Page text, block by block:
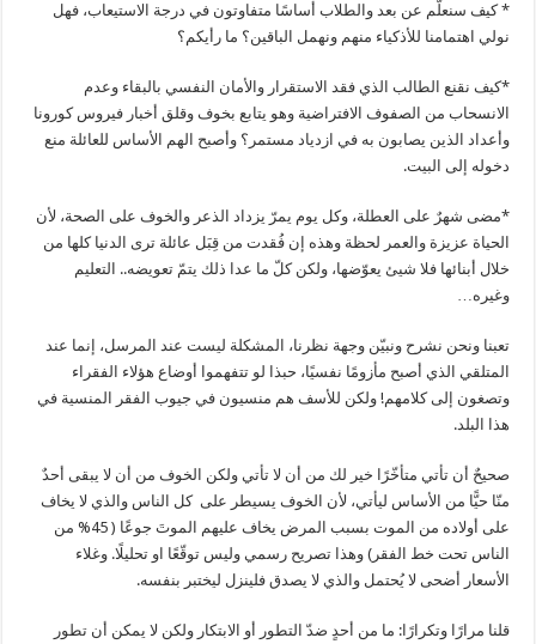
* كيف سنعلّم عن بعد والطلاب أساسًا متفاوتون في درجة الاستيعاب، فهل
نولي اهتمامنا للأذكياء منهم ونهمل الباقين؟ ما رأيكم؟
*كيف نقنع الطالب الذي فقد الاستقرار والأمان النفسي بالبقاء وعدم
الانسحاب من الصفوف الافتراضية وهو يتابع بخوف وقلق أخبار فيروس كورونا
وأعداد الذين يصابون به في ازدياد مستمر؟ وأصبح الهم الأساس للعائلة منع
دخوله إلى البيت.
*مضى شهرٌ على العطلة، وكل يوم يمرّ يزداد الذعر والخوف على الصحة، لأن
الحياة عزيزة والعمر لحظة وهذه إن فُقدت من قِبَل عائلة ترى الدنيا كلها من
خلال أبنائها فلا شيئ يعوّضها، ولكن كلّ ما عدا ذلك يتمّ تعويضه.. التعليم
وغيره…
تعبنا ونحن نشرح ونبيّن وجهة نظرنا، المشكلة ليست عند المرسل، إنما عند
المتلقي الذي أصبح مأزومًا نفسيًا، حبذا لو تتفهموا أوضاع هؤلاء الفقراء
وتصغون إلى كلامهم! ولكن للأسف هم منسيون في جيوب الفقر المنسية في
هذا البلد.
صحيحٌ أن تأتي متأخّرًا خير لك من أن لا تأتي ولكن الخوف من أن لا يبقى أحدٌ
منّا حيًّا من الأساس ليأتي، لأن الخوف يسيطر على كل الناس والذي لا يخاف
على أولاده من الموت بسبب المرض يخاف عليهم الموتَ جوعًا ( 45% من
الناس تحت خط الفقر) وهذا تصريح رسمي وليس توقّعًا او تحليلًا. وغلاء
الأسعار أضحى لا يُحتمل والذي لا يصدق فلينزل ليختبر بنفسه.
قلنا مرارًا وتكرارًا: ما من أحدٍ ضدّ التطور أو الابتكار ولكن لا يمكن أن تطور